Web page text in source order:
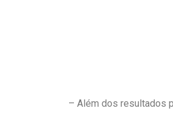
– Além dos resultados